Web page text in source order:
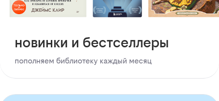
новинки и бестселлеры
пополняем библиотеку каждый месяц